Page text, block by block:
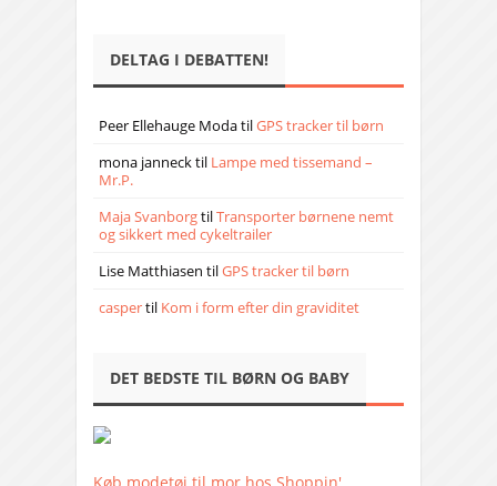
DELTAG I DEBATTEN!
Peer Ellehauge ModatilGPS tracker til børn
mona jannecktil Lampe med tissemand –
Mr.P.
Maja SvanborgtilTransporter børnene nemt
og sikkert med cykeltrailer
Lise Matthiasen tilGPS tracker til børn
caspertil Kom i form efter din graviditet
DET BEDSTE TIL BØRN OG BABY